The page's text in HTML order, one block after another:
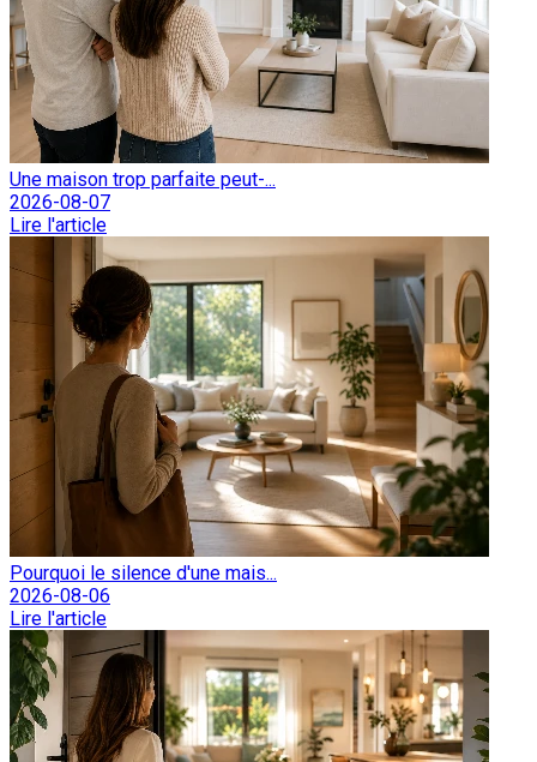
Une maison trop parfaite peut-...
2026-08-07
Lire l'article
Pourquoi le silence d'une mais...
2026-08-06
Lire l'article